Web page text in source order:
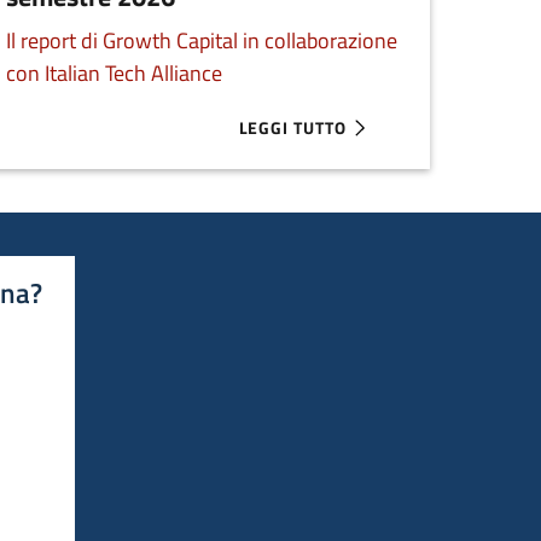
BANDO REGIONALE PER STARTUP INNOVATIVE
Il report di Growth Capital in collaborazione
con Italian Tech Alliance
LEGGI TUTTO
ABOUT VC IN ITALIA: 813 MILIONI